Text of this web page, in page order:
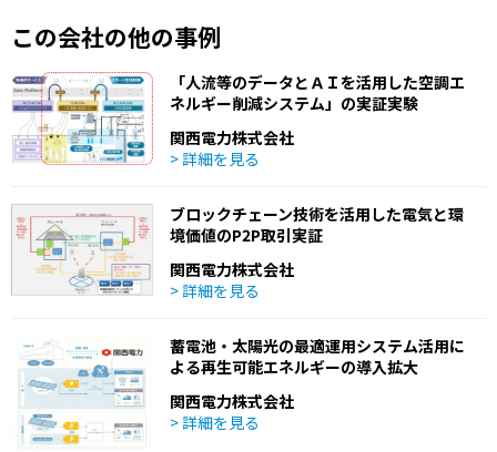
この会社の他の事例
「人流等のデータとＡＩを活用した空調エ
ネルギー削減システム」の実証実験
関西電力株式会社
> 詳細を見る
ブロックチェーン技術を活用した電気と環
境価値のP2P取引実証
関西電力株式会社
> 詳細を見る
蓄電池・太陽光の最適運用システム活用に
よる再生可能エネルギーの導入拡大
関西電力株式会社
> 詳細を見る